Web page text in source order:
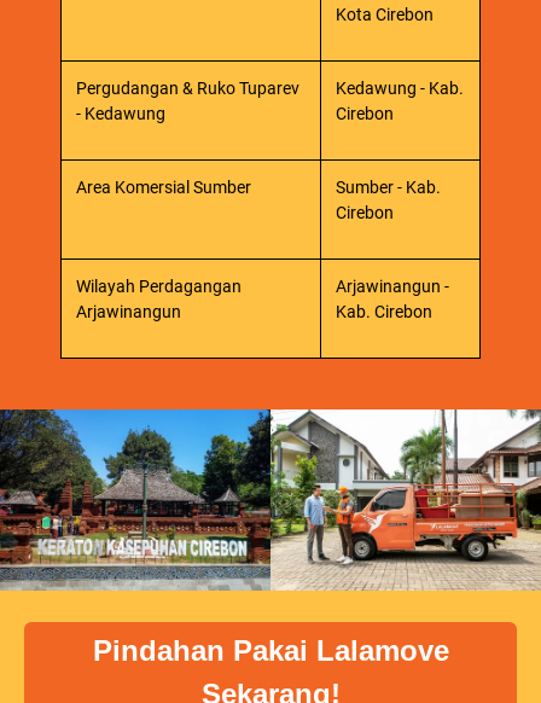
Kota Cirebon
Pergudangan & Ruko Tuparev
- Kedawung
Kedawung - Kab.
Cirebon
Area Komersial Sumber
Sumber - Kab.
Cirebon
Wilayah Perdagangan
Arjawinangun
Arjawinangun -
Kab. Cirebon
Pindahan Pakai Lalamove
Sekarang!